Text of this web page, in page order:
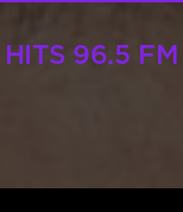
HITS 96.5 FM